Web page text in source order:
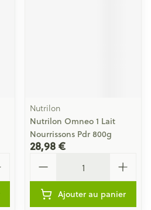
Nutrilon
Nutrilon Omneo 1 Lait
Nourrissons Pdr 800g
28,98 €
Ajouter au panier